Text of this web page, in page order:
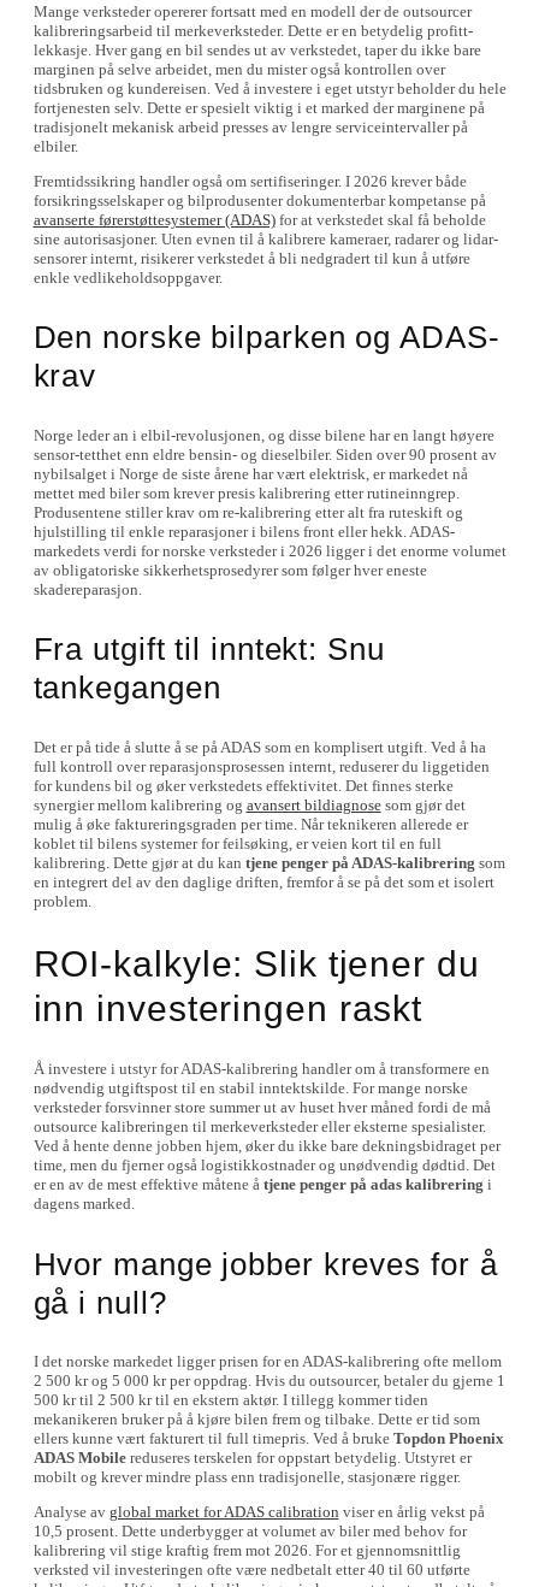
Mange verksteder opererer fortsatt med en modell der de outsourcer
kalibreringsarbeid til merkeverksteder. Dette er en betydelig profitt-
lekkasje. Hver gang en bil sendes ut av verkstedet, taper du ikke bare
marginen på selve arbeidet, men du mister også kontrollen over
tidsbruken og kundereisen. Ved å investere i eget utstyr beholder du hele
fortjenesten selv. Dette er spesielt viktig i et marked der marginene på
tradisjonelt mekanisk arbeid presses av lengre serviceintervaller på
elbiler.
Fremtidssikring handler også om sertifiseringer. I 2026 krever både
forsikringsselskaper og bilprodusenter dokumenterbar kompetanse på
avanserte førerstøttesystemer (ADAS)for at verkstedet skal få beholde
sine autorisasjoner. Uten evnen til å kalibrere kameraer, radarer og lidar-
sensorer internt, risikerer verkstedet å bli nedgradert til kun å utføre
enkle vedlikeholdsoppgaver.
Den norske bilparken og ADAS-
krav
Norge leder an i elbil-revolusjonen, og disse bilene har en langt høyere
sensor-tetthet enn eldre bensin- og dieselbiler. Siden over 90 prosent av
nybilsalget i Norge de siste årene har vært elektrisk, er markedet nå
mettet med biler som krever presis kalibrering etter rutineinngrep.
Produsentene stiller krav om re-kalibrering etter alt fra ruteskift og
hjulstilling til enkle reparasjoner i bilens front eller hekk. ADAS-
markedets verdi for norske verksteder i 2026 ligger i det enorme volumet
av obligatoriske sikkerhetsprosedyrer som følger hver eneste
skadereparasjon.
Fra utgift til inntekt: Snu
tankegangen
Det er på tide å slutte å se på ADAS som en komplisert utgift. Ved å ha
full kontroll over reparasjonsprosessen internt, reduserer du liggetiden
for kundens bil og øker verkstedets effektivitet. Det finnes sterke
synergier mellom kalibrering og avansert bildiagnosesom gjør det
mulig å øke faktureringsgraden per time. Når teknikeren allerede er
koblet til bilens systemer for feilsøking, er veien kort til en full
kalibrering. Dette gjør at du kan tjene penger på ADAS-kalibrering som
en integrert del av den daglige driften, fremfor å se på det som et isolert
problem.
ROI-kalkyle: Slik tjener du
inn investeringen raskt
Å investere i utstyr for ADAS-kalibrering handler om å transformere en
nødvendig utgiftspost til en stabil inntektskilde. For mange norske
verksteder forsvinner store summer ut av huset hver måned fordi de må
outsource kalibreringen til merkeverksteder eller eksterne spesialister.
Ved å hente denne jobben hjem, øker du ikke bare dekningsbidraget per
time, men du fjerner også logistikkostnader og unødvendig dødtid. Det
er en av de mest effektive måtene å tjene penger på adas kalibrering i
dagens marked.
Hvor mange jobber kreves for å
gå i null?
I det norske markedet ligger prisen for en ADAS-kalibrering ofte mellom
2 500 kr og 5 000 kr per oppdrag. Hvis du outsourcer, betaler du gjerne 1
500 kr til 2 500 kr til en ekstern aktør. I tillegg kommer tiden
mekanikeren bruker på å kjøre bilen frem og tilbake. Dette er tid som
ellers kunne vært fakturert til full timepris. Ved å bruke Topdon Phoenix
ADAS Mobilereduseres terskelen for oppstart betydelig. Utstyret er
mobilt og krever mindre plass enn tradisjonelle, stasjonære rigger.
Analyse av global market for ADAS calibration viser en årlig vekst på
10,5 prosent. Dette underbygger at volumet av biler med behov for
kalibrering vil stige kraftig frem mot 2026. For et gjennomsnittlig
verksted vil investeringen ofte være nedbetalt etter 40 til 60 utførte